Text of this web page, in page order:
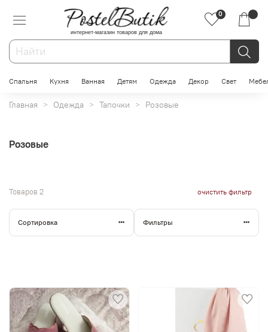
интернет-магазин товаров для дома
0
Спальня Кухня Ванная Детям Одежда Декор Свет
Главная Одежда Тапочки Розовые
Розовые
Товаров 2 очистить фильтр
Сортировка Фильтры